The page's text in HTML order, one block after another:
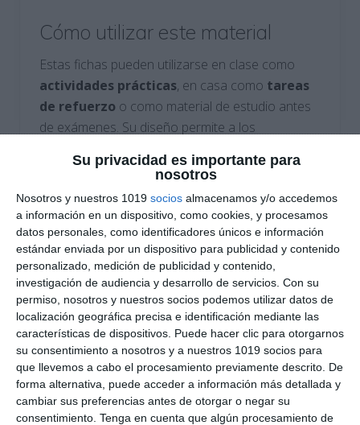
Su privacidad es importante para
nosotros
Nosotros y nuestros 1019 socios almacenamos y/o accedemos
a información en un dispositivo, como cookies, y procesamos
datos personales, como identificadores únicos e información
estándar enviada por un dispositivo para publicidad y contenido
personalizado, medición de publicidad y contenido,
investigación de audiencia y desarrollo de servicios. Con su
permiso, nosotros y nuestros socios podemos utilizar datos de
localización geográfica precisa e identificación mediante las
características de dispositivos. Puede hacer clic para otorgarnos
su consentimiento a nosotros y a nuestros 1019 socios para
que llevemos a cabo el procesamiento previamente descrito. De
forma alternativa, puede acceder a información más detallada y
cambiar sus preferencias antes de otorgar o negar su
consentimiento. Tenga en cuenta que algún procesamiento de
Cómo utilizar este material
Estas fichas pueden utilizarse en clase como
actividades prácticas, en casa como tareas
de refuerzo o como material de estudio antes
de exámenes. Su diseño permite a los
probabilidad en la toma de decisiones y su
aplicación en situaciones cotidianas
Si este material te ha sido útil, te invitamos a
explorar más contenido en nuestro blog
Recursos ESO. Además, te recomendamos
visitar:
Orientación Andújar: Recursos educativos
para diversas áreas del conocimiento.
Actividades de Infantil y Primaria: Propuestas
creativas para los más pequeños.